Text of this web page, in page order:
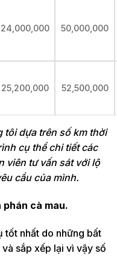
24,000,000 50,000,000
25,200,000 52,500,000
tôi dựa trên số km thời
cụ thể chi tiết các
viên tư vấn sát với lộ
cầu của mình.
cà mau.
tốt nhất do những bất
sắp xếp lại vì vậy số